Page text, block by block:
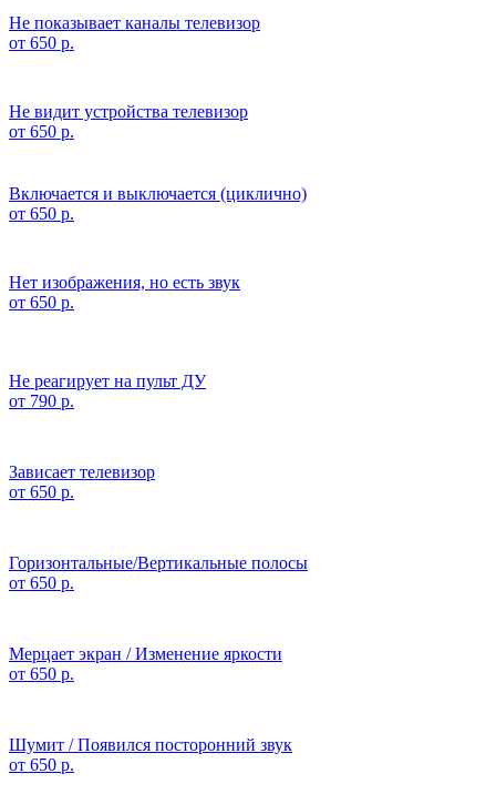
Не показывает каналы телевизор
от 650 р.
Не видит устройства телевизор
от 650 р.
Включается и выключается (циклично)
от 650 р.
Нет изображения, но есть звук
от 650 р.
Не реагирует на пульт ДУ
от 790 р.
Зависает телевизор
от 650 р.
Горизонтальные/Вертикальные полосы
от 650 р.
Мерцает экран / Изменение яркости
от 650 р.
Шумит / Появился посторонний звук
от 650 р.